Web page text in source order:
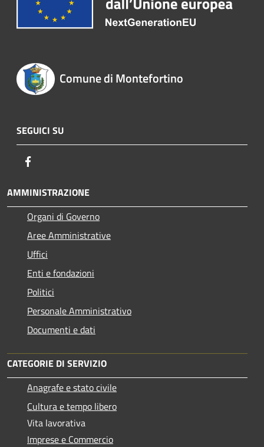
Comune di Montefortino
SEGUICI SU
AMMINISTRAZIONE
Organi di Governo
Aree Amministrative
Uffici
Enti e fondazioni
Politici
Personale Amministrativo
Documenti e dati
CATEGORIE DI SERVIZIO
Anagrafe e stato civile
Cultura e tempo libero
Vita lavorativa
Imprese e Commercio